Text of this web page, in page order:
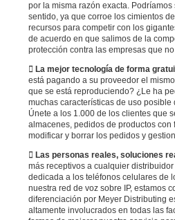
por la misma razón exacta.
sentido, ya que corroe los cimientos
recursos para competir con los
de acuerdo en que salimos de la
protección contra las empresas que
 La mejor tecnología de forma
está pagando a su proveedor el
que se está reproduciendo? ¿Le ha
muchas características de uso
Únete a los 1.000 de los clientes que
almacenes, pedidos de productos
modificar y borrar los pedidos y
 Las personas reales, soluciones
más receptivos a cualquier
dedicada a los teléfonos celulares de
nuestra red de voz sobre IP, estamos
diferenciación por Meyer Distributing
altamente involucrados en todas las